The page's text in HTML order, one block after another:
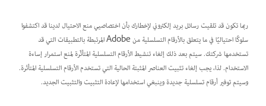
ربما تكون قد تلقيت رسائل بريد إلكتروني لإخطارك بأن اختصاصيي منع الاحتيال لدينا قد اكتشفوا
سلوكًا احتياليًا في ما يتعلق بالأرقام التسلسلية من Adobe المرتبطة بالتطبيقات التي قد
تستخدمها شركتك. سيتم بعد ذلك إلغاء تنشيط الأرقام التسلسلية المتأثّرة لمنع استمرار إساءة
الاستخدام. لذا، يجب إلغاء تثبيت العناصر المثبتة الحالية التي تستخدم الأرقام التسلسلية المتأثرة.
وسيتم توفير أرقام تسلسلية جديدة وينبغي استخدامها لإعادة التثبيت والتثبيت الجديد.